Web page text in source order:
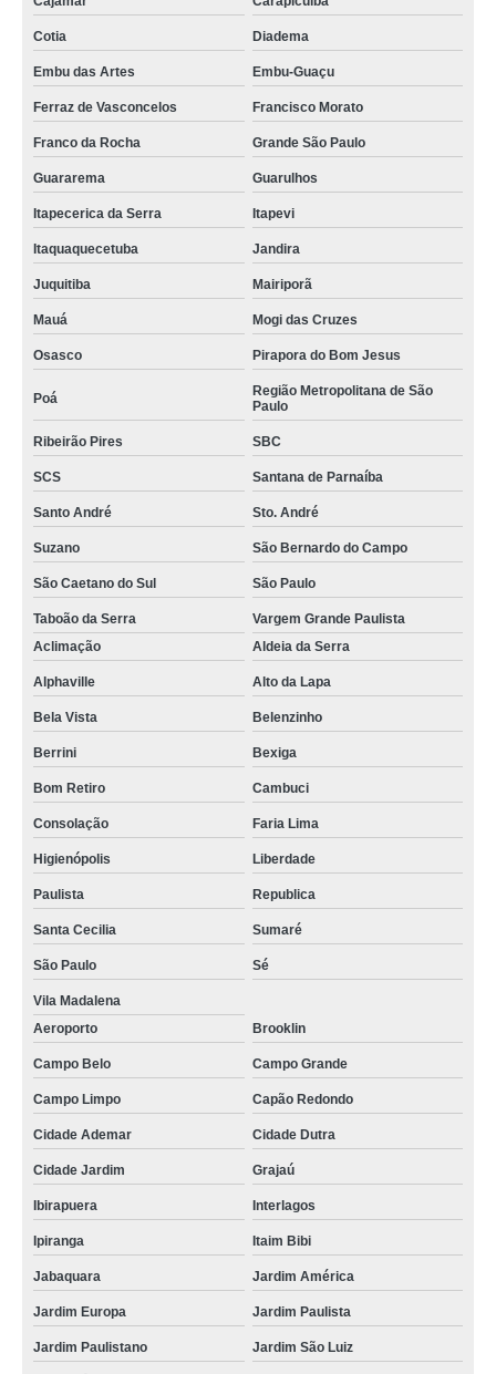
Cotia Diadema
Embu das Artes Embu-Guaçu
Ferraz de Vasconcelos Francisco Morato
Franco da Rocha Grande São Paulo
Guararema Guarulhos
Itapecerica da Serra Itapevi
Itaquaquecetuba Jandira
Juquitiba Mairiporã
Mauá Mogi das Cruzes
Osasco Pirapora do Bom Jesus
Poá
Região Metropolitana de São
Paulo
Ribeirão Pires SBC
SCS Santana de Parnaíba
Santo André Sto. André
Suzano São Bernardo do Campo
São Caetano do Sul São Paulo
Taboão da Serra
Vargem Grande Paulista
Aclimação
Aldeia da Serra
Alphaville Alto da Lapa
Bela Vista Belenzinho
Berrini Bexiga
Bom Retiro Cambuci
Consolação Faria Lima
Higienópolis Liberdade
Paulista Republica
Santa Cecilia Sumaré
São Paulo Sé
Vila Madalena
Aeroporto
Brooklin
Campo Belo Campo Grande
Campo Limpo Capão Redondo
Cidade Ademar Cidade Dutra
Cidade Jardim Grajaú
Ibirapuera Interlagos
Ipiranga Itaim Bibi
Jabaquara Jardim América
Jardim Europa Jardim Paulista
Jardim Paulistano Jardim São Luiz